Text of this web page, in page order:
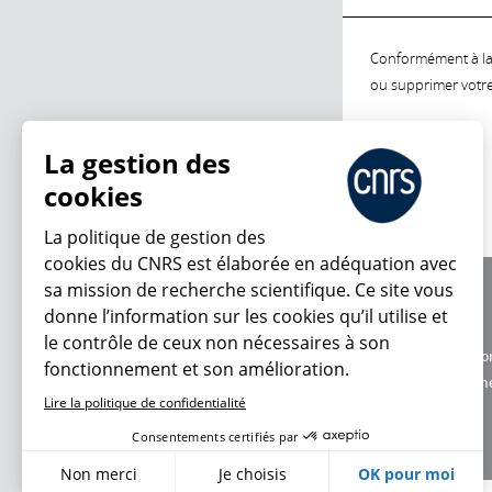
Conformément à
ou supprimer
Charte
Données
La gestion des
cookies
La politique de gestion des
cookies du CNRS est élaborée en adéquation avec
sa mission de recherche scientifique. Ce site vous
donne l’information sur les cookies qu’il utilise et
le contrôle de ceux non nécessaires à son
fonctionnement et son amélioration.
Lire la politique de confidentialité
Consentements certifiés par
Non merci Je choisis OK pour moi